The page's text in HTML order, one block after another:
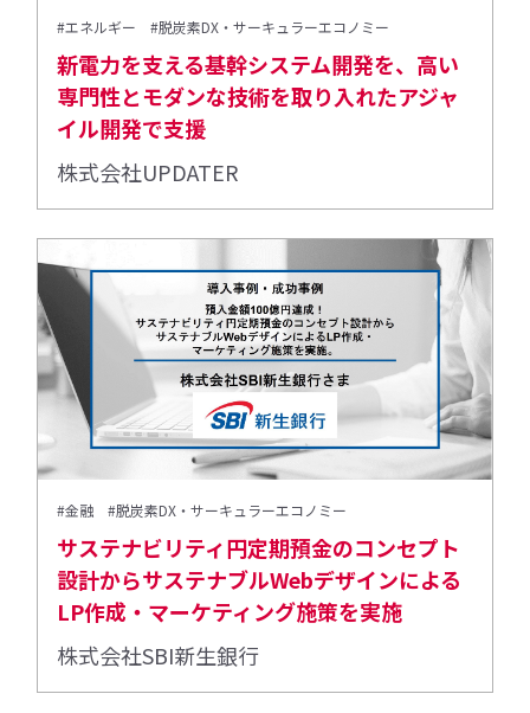
#エネルギー #脱炭素DX・サーキュラーエコノミー
新電力を支える基幹システム開発を、高い
専門性とモダンな技術を取り入れたアジャ
イル開発で支援
株式会社UPDATER
#金融 #脱炭素DX・サーキュラーエコノミー
サステナビリティ円定期預金のコンセプト
設計からサステナブルWebデザインによる
LP作成・マーケティング施策を実施
株式会社SBI新生銀行